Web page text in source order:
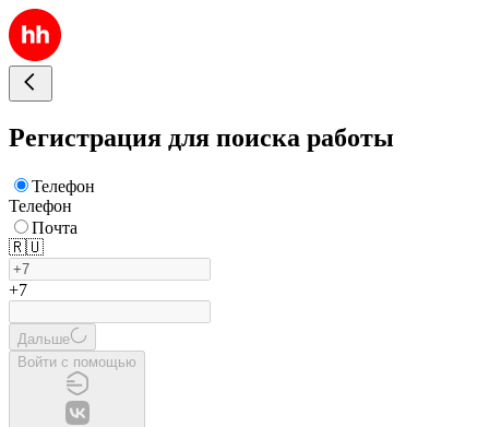
Регистрация для поиска работы
Телефон
Телефон
Почта
🇷🇺
+7
Дальше
Войти с помощью